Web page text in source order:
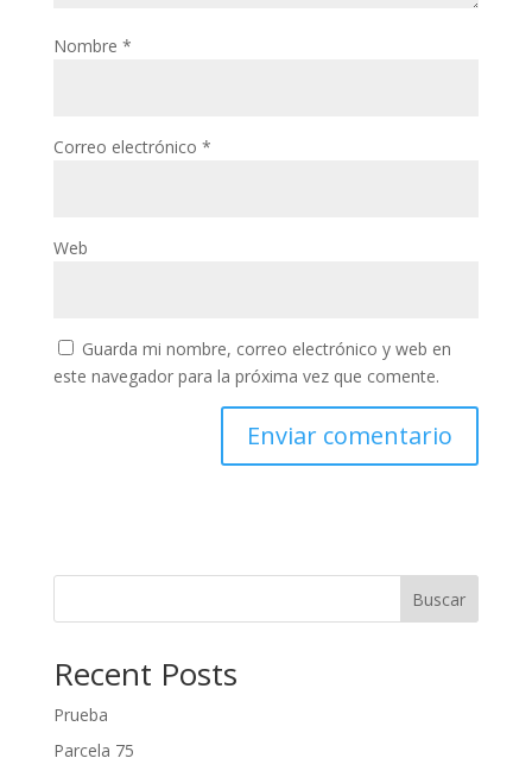
Nombre *
Correo electrónico *
Web
Guarda mi nombre, correo electrónico y web en
este navegador para la próxima vez que comente.
Buscar
Recent Posts
Prueba
Parcela 75